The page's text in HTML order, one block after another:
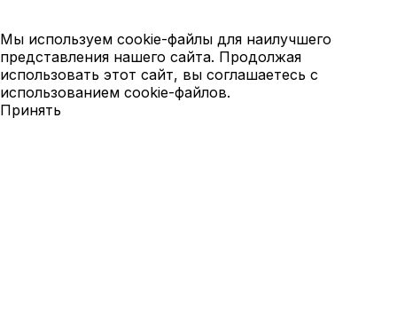
Мы используем cookie-файлы для наилучшего
представления нашего сайта. Продолжая
использовать этот сайт, вы соглашаетесь с
использованием cookie-файлов.
Принять